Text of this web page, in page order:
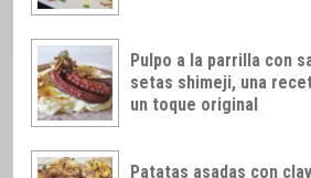
Pulpo a la parrilla con
setas shimeji, una
un toque original
Patatas asadas con